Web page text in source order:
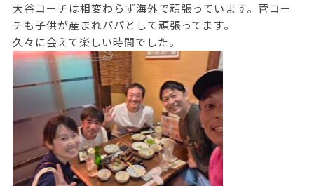
大谷コーチは相変わらず海外で頑張っています。菅コー
チも子供が産まれパパとして頑張ってます。
久々に会えて楽しい時間でした。